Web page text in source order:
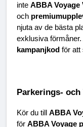
inte ABBA
och
njuta av de bästa
exklusiva
kampanjkod för att
Parkerings-
Kör du till ABBA
för ABBA Voyage